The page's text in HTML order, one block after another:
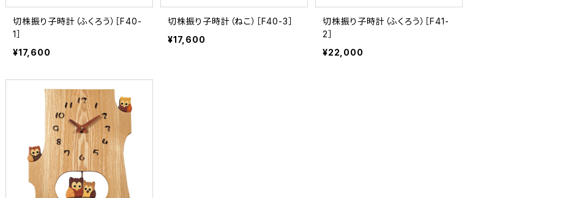
切株振り子時計（ふくろう）［F40-
1］
¥17,600
切株振り子時計（ねこ）［F40-3］
¥17,600
切株振り子時計（ふくろう）［F41-
2］
¥22,000